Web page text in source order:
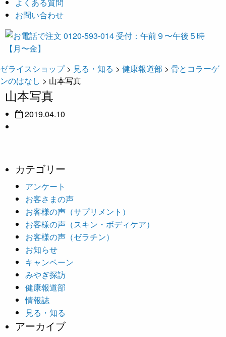
お問い合わせ
ゼライスショップ> 見る・知る > 健康報道部 > 骨とコラーゲ
ンのはなし > 山本写真
山本写真
2019.04.10
カテゴリー
アンケート
お客さまの声
お客様の声（サプリメント）
お客様の声（スキン・ボディケア）
お客様の声（ゼラチン）
お知らせ
キャンペーン
みやぎ探訪
健康報道部
情報誌
見る・知る
アーカイブ